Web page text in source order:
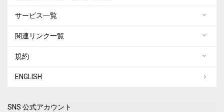
サービス一覧
関連リンク一覧
規約
ENGLISH
SNS 公式アカウント